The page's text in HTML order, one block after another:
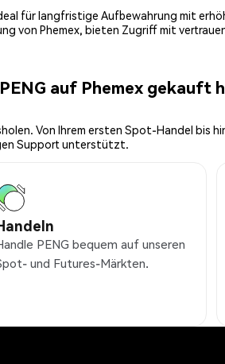
für langfristige Aufbewahrung mit
von Phemex, bieten Zugriff mit
auf Phemex gekauft
Von Ihrem ersten Spot-Handel
Support unterstützt.
PENG bequem auf unseren
und Futures-Märkten.